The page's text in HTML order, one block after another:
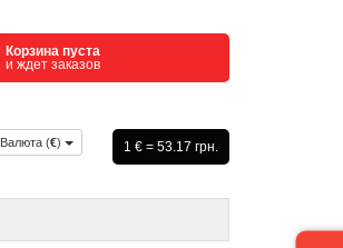
Корзина пуста
и ждет заказов
Валюта (€) 1 € = 53.17 грн.